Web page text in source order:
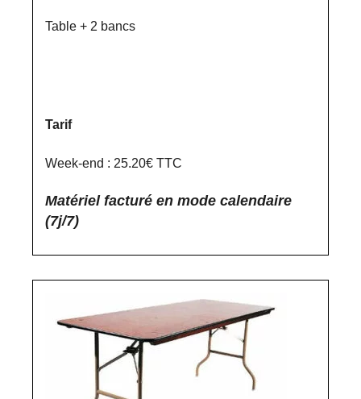
Table + 2 bancs
Tarif
Week-end : 25.20€ TTC
Matériel facturé en mode calendaire
(7j/7)